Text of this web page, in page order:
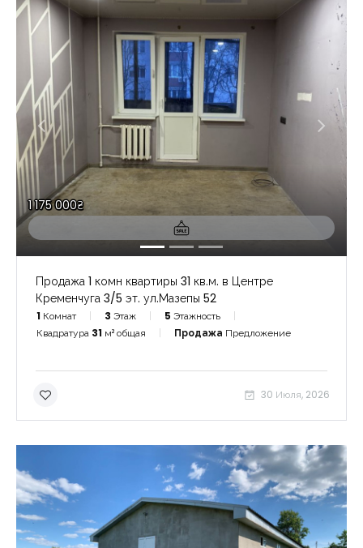
1 175 000₴
Продажа 1 комн квартиры 31 кв.м. в Центре
Кременчуга 3/5 эт. ул.Мазепы 52
1 Комнат 3 Этаж 5 Этажность
Квадратура 31 м² общая Продажа Предложение
30 Июля, 2026